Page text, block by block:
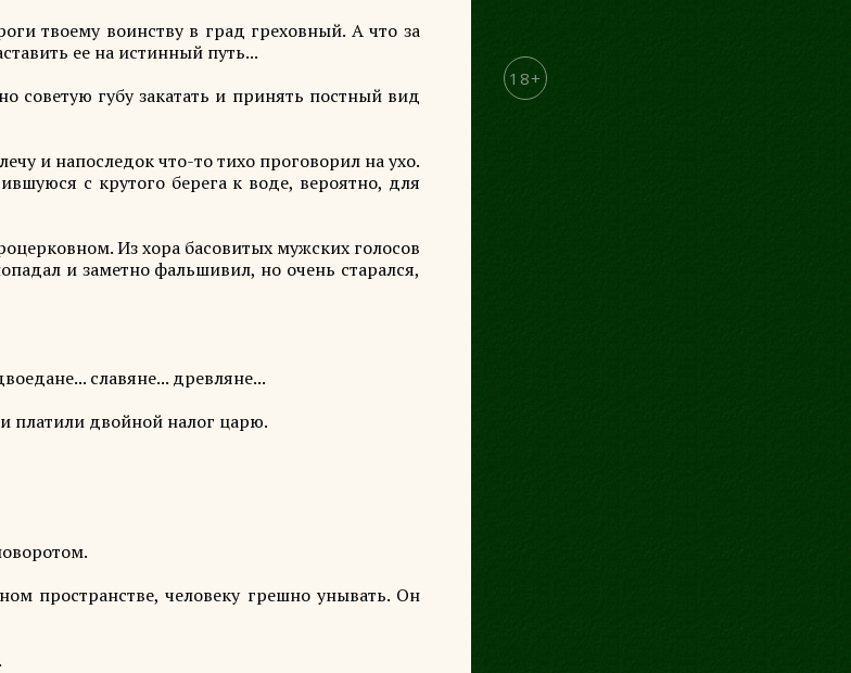
18+
твоему воинству в град греховный. А что за
ее на истинный путь...
советую губу закатать и принять постный вид
и напоследок что-то тихо проговорил на ухо.
с крутого берега к воде, вероятно, для
Из хора басовитых мужских голосов
и заметно фальшивил, но очень старался,
славяне... древляне...
платили двойной налог царю.
пространстве, человеку грешно унывать. Он